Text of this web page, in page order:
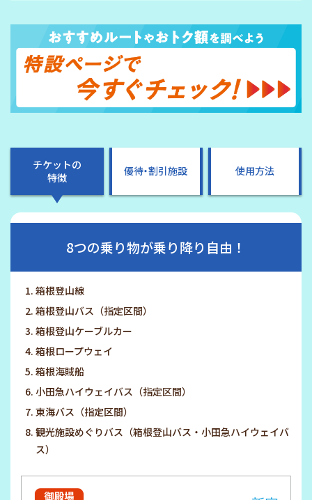
チケットの
特徴
優待・割引施設 使用方法
8つの乗り物が乗り降り自由！
箱根登山線
箱根登山バス（指定区間）
箱根登山ケーブルカー
箱根ロープウェイ
箱根海賊船
小田急ハイウェイバス（指定区間）
東海バス（指定区間）
観光施設めぐりバス（箱根登山バス・小田急ハイウェイバ
ス）